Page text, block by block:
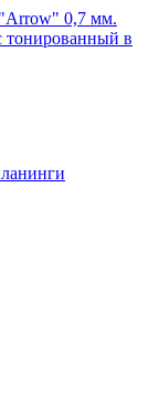
"Arrow" 0,7 мм.
тонированный в